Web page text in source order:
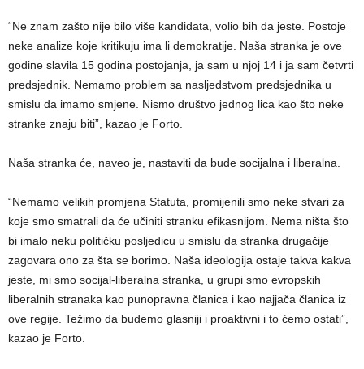
“Ne znam zašto nije bilo više kandidata, volio bih da jeste. Postoje
neke analize koje kritikuju ima li demokratije. Naša stranka je ove
godine slavila 15 godina postojanja, ja sam u njoj 14 i ja sam četvrti
predsjednik. Nemamo problem sa nasljedstvom predsjednika u
smislu da imamo smjene. Nismo društvo jednog lica kao što neke
stranke znaju biti”, kazao je Forto.
Naša stranka će, naveo je, nastaviti da bude socijalna i liberalna.
“Nemamo velikih promjena Statuta, promijenili smo neke stvari za
koje smo smatrali da će učiniti stranku efikasnijom. Nema ništa što
bi imalo neku političku posljedicu u smislu da stranka drugačije
zagovara ono za šta se borimo. Naša ideologija ostaje takva kakva
jeste, mi smo socijal-liberalna stranka, u grupi smo evropskih
liberalnih stranaka kao punopravna članica i kao najjača članica iz
ove regije. Težimo da budemo glasniji i proaktivni i to ćemo ostati”,
kazao je Forto.